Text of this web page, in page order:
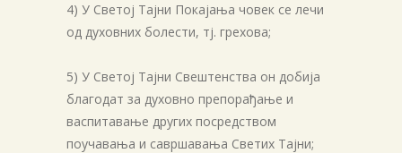
4) У Светој Тајни Покајања човек се лечи
од духовних болести, тј. грехова;
5) У Светој Тајни Свештенства он добија
благодат за духовно препорађање и
васпитавање других посредством
поучавања и савршавања Светих Тајни;